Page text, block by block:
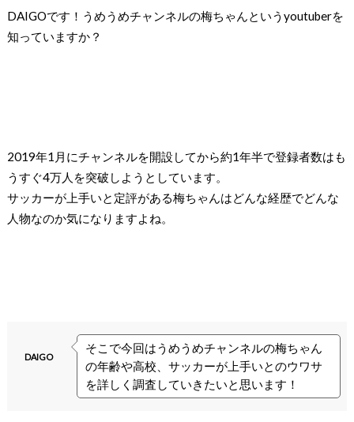
DAIGOです！うめうめチャンネルの梅ちゃんという youtuberを
知っていますか？
2019年1 月にチャンネルを開設してから約1年半で登録者数はも
うすぐ4万人を突破しようとしています。
サッカーが上手いと定評がある梅ちゃんはどんな経歴でどんな
人物なのか気になりますよね。
DAIGO
そこで今回はうめうめチャンネルの梅ちゃん
の年齢や高校、サッカーが上手いとのウワサ
を詳しく調査していきたいと思います！